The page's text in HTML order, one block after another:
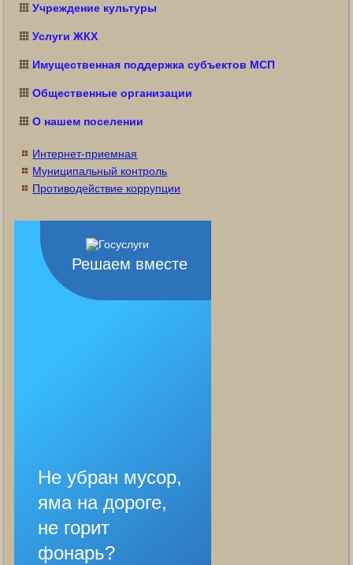
Учреждение культуры
Услуги ЖКХ
Имущественная поддержка субъектов МСП
Общественные организации
О нашем поселении
Интернет-приемная
Муниципальный контроль
Противодействие коррупции
Решаем вместе
Не убран мусор,
яма на дороге,
не горит
фонарь?